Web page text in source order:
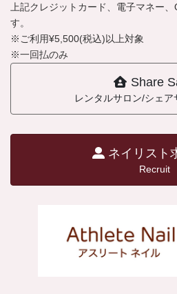
上記クレジットカード、電子マネー
す。
※ご利用¥5,500(税込)以上対象
※一回払のみ
Share
レンタルサロン/シェア
ネイリスト
Recruit